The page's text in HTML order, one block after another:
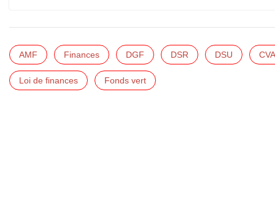
AMF Finances DGF DSR DSU
Loi de finances Fonds vert